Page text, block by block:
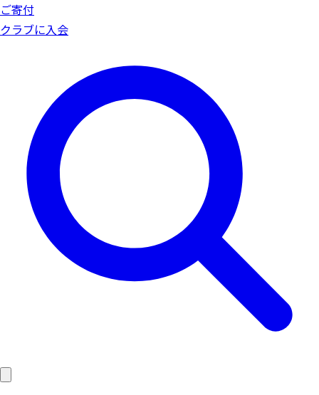
ご寄付
クラブに入会